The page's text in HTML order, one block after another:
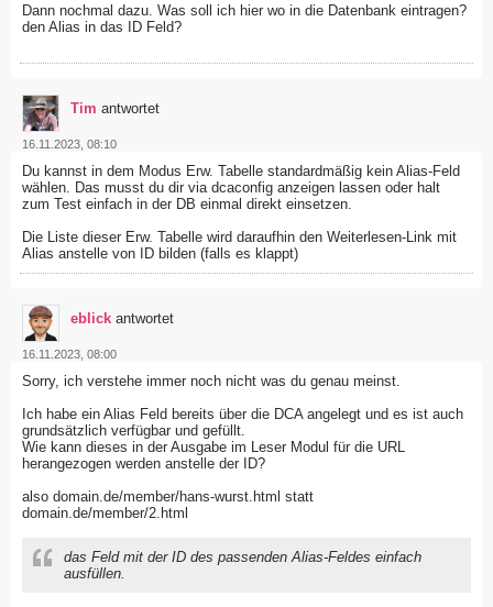
Dann nochmal dazu. Was soll ich hier wo in die Datenbank eintragen?
den Alias in das ID Feld?
Tim antwortet
16.11.2023, 08:10
Du kannst in dem Modus Erw. Tabelle standardmäßig kein Alias-Feld
wählen. Das musst du dir via dcaconfig anzeigen lassen oder halt
zum Test einfach in der DB einmal direkt einsetzen.
Die Liste dieser Erw. Tabelle wird daraufhin den Weiterlesen-Link mit
Alias anstelle von ID bilden (falls es klappt)
eblick antwortet
16.11.2023, 08:00
Sorry, ich verstehe immer noch nicht was du genau meinst.
Ich habe ein Alias Feld bereits über die DCA angelegt und es ist auch
grundsätzlich verfügbar und gefüllt.
Wie kann dieses in der Ausgabe im Leser Modul für die URL
herangezogen werden anstelle der ID?
also domain.de/member/hans-wurst.html statt
domain.de/member/2.html
das Feld mit der ID des passenden Alias-Feldes einfach
ausfüllen.